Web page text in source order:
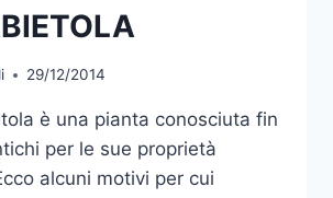
29/12/2014
è una pianta conosciuta fin
per le sue proprietà
alcuni motivi per cui